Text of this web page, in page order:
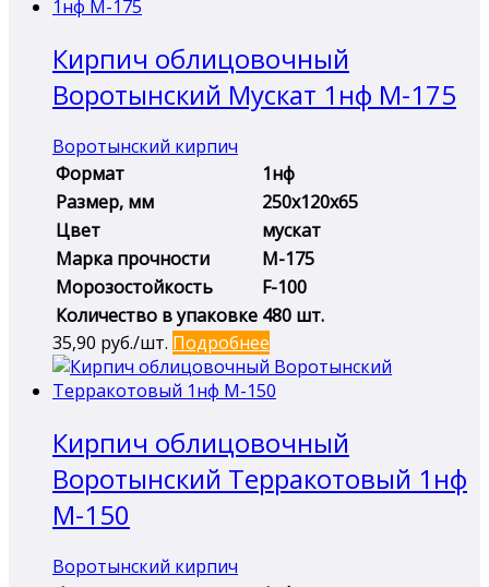
Кирпич облицовочный
Воротынский Мускат 1нф М-175
Воротынский кирпич
Формат
1нф
Размер, мм
250х120х65
Цвет
мускат
Марка прочности
М-175
Морозостойкость
F-100
Количество в упаковке 480 шт.
35,90 руб./шт. Подробнее
Кирпич облицовочный
Воротынский Терракотовый 1нф
М-150
Воротынский кирпич